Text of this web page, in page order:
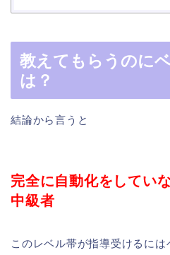
教えてもらうのに
は？
結論から言うと
完全に自動化をしてい
中級者
このレベル帯が指導受けるには